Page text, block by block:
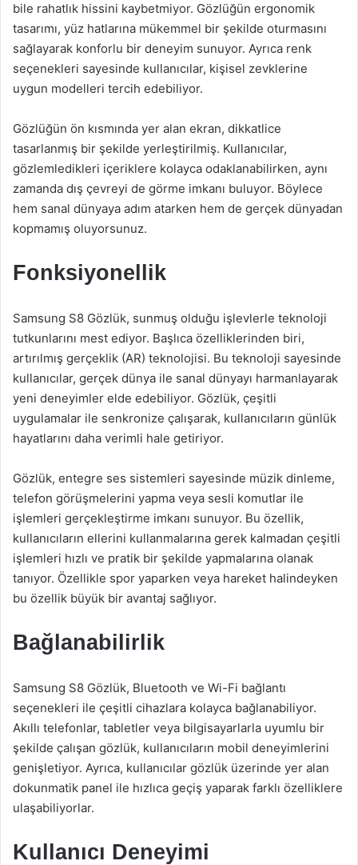
bile rahatlık hissini kaybetmiyor. Gözlüğün ergonomik
tasarımı, yüz hatlarına mükemmel bir şekilde oturmasını
sağlayarak konforlu bir deneyim sunuyor. Ayrıca renk
seçenekleri sayesinde kullanıcılar, kişisel zevklerine
uygun modelleri tercih edebiliyor.
Gözlüğün ön kısmında yer alan ekran, dikkatlice
tasarlanmış bir şekilde yerleştirilmiş. Kullanıcılar,
gözlemledikleri içeriklere kolayca odaklanabilirken, aynı
zamanda dış çevreyi de görme imkanı buluyor. Böylece
hem sanal dünyaya adım atarken hem de gerçek dünyadan
kopmamış oluyorsunuz.
Fonksiyonellik
Samsung S8 Gözlük, sunmuş olduğu işlevlerle teknoloji
tutkunlarını mest ediyor. Başlıca özelliklerinden biri,
artırılmış gerçeklik (AR) teknolojisi. Bu teknoloji sayesinde
kullanıcılar, gerçek dünya ile sanal dünyayı harmanlayarak
yeni deneyimler elde edebiliyor. Gözlük, çeşitli
uygulamalar ile senkronize çalışarak, kullanıcıların günlük
hayatlarını daha verimli hale getiriyor.
Gözlük, entegre ses sistemleri sayesinde müzik dinleme,
telefon görüşmelerini yapma veya sesli komutlar ile
işlemleri gerçekleştirme imkanı sunuyor. Bu özellik,
kullanıcıların ellerini kullanmalarına gerek kalmadan çeşitli
işlemleri hızlı ve pratik bir şekilde yapmalarına olanak
tanıyor. Özellikle spor yaparken veya hareket halindeyken
bu özellik büyük bir avantaj sağlıyor.
Bağlanabilirlik
Samsung S8 Gözlük, Bluetooth ve Wi-Fi bağlantı
seçenekleri ile çeşitli cihazlara kolayca bağlanabiliyor.
Akıllı telefonlar, tabletler veya bilgisayarlarla uyumlu bir
şekilde çalışan gözlük, kullanıcıların mobil deneyimlerini
genişletiyor. Ayrıca, kullanıcılar gözlük üzerinde yer alan
dokunmatik panel ile hızlıca geçiş yaparak farklı özelliklere
ulaşabiliyorlar.
Kullanıcı Deneyimi